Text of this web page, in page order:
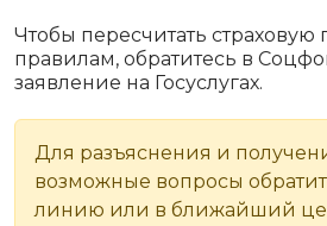
Чтобы пересчитать
правилам, обратитесь в
заявление на Госуслугах.
Для разъяснения и
возможные вопросы
линию или в ближайший